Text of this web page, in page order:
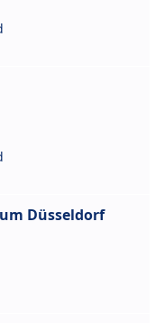
Düsseldorf